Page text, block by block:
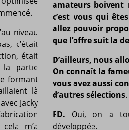
niveau
c’était
était
la partie
formant
là
Jacky
m’a
amateurs boivent
c’est vous qui
allez pouvoir
que l’offre suit la
D’ailleurs, nous
On connaît la
vous avez aussi
d’autres sélections.
FD. Oui, on a
développée.